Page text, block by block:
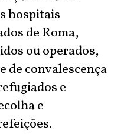
hospitais
de Roma,
ou operados,
de convalescença
e
e